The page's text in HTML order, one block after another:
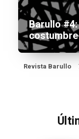
Barullo
Revista Barullo